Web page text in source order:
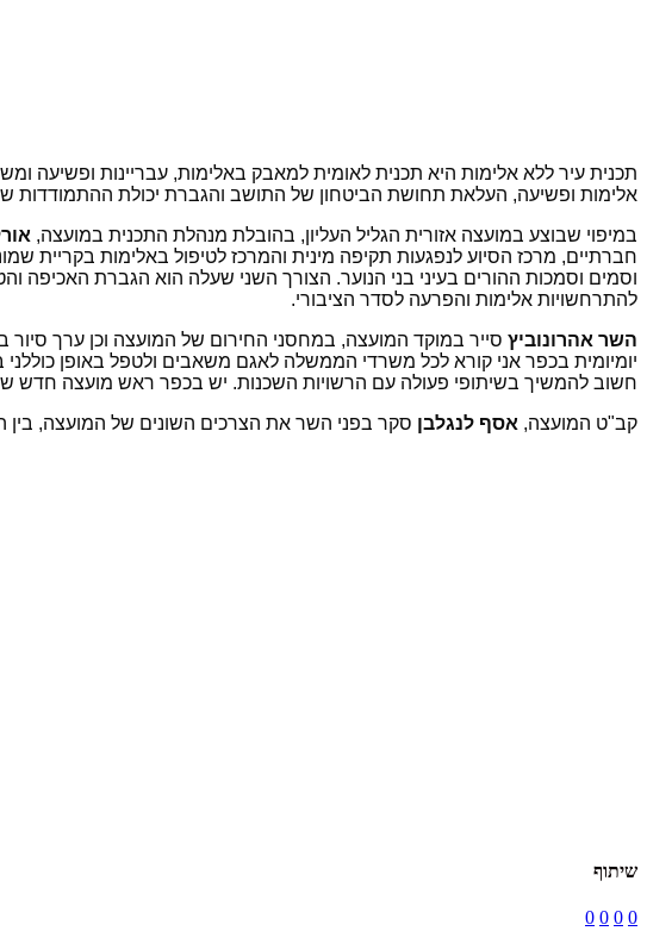
תכנית עיר ללא אלימות היא תכנית לאומית למאבק באלימות, עבריינות
אלימות ופשיעה, העלאת תחושת הביטחון של התושב והגברת יכולת ההתמודדות של
במיפוי שבוצע במועצה אזורית הגליל העליון, בהובלת מנהלת התכנית במועצה,
חברתיים, מרכז הסיוע לנפגעות תקיפה מינית והמרכז לטיפול באלימות בקריית
וסמים וסמכות ההורים בעיני בני הנוער. הצורך השני שעלה הוא הגברת האכיפה
להתרחשויות אלימות והפרעה לסדר הציבורי.
השר אהרונוביץ סייר במוקד המועצה, במחסני החירום של המועצה וכן ערך
יומיומית בכפר אני קורא לכל משרדי הממשלה לאגם משאבים ולטפל באופן
חשוב להמשיך בשיתופי פעולה עם הרשויות השכנות. יש בכפר ראש מועצה חדש
קב"ט המועצה, אסף לנגלבן סקר בפני השר את הצרכים השונים של המועצה, בין
שיתוף
0
0
0
0